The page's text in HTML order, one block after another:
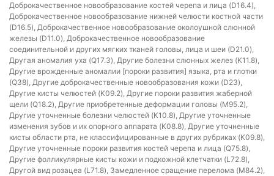
Доброкачественное новообразование костей черепа и лица (D16.4),
Доброкачественное новообразование нижней челюсти костной части
(D16.5), Доброкачественное новообразование околоушной слюнной
железы (D11.0), Доброкачественное новообразование
соединительной и других мягких тканей головы, лица и шеи (D21.0),
Другая аномалия уха (Q17.3), Другие болезни слюнных желез (K11.8),
Другие врожденные аномалии [пороки развития] языка, рта и глотки
(Q38), Другие доброкачественные новообразования кожи (D23),
Другие кисты челюстей (K09.2), Другие пороки развития жаберной
щели (Q18.2), Другие приобретенные деформации головы (M95.2),
Другие уточненные болезни челюстей (K10.8), Другие уточненные
изменения зубов и их опорного аппарата (K08.8), Другие уточненные
кисты области рта, не классифицированные в других рубриках (K09.8),
Другие уточненные пороки развития костей черепа и лица (Q75.8),
Другие фолликулярные кисты кожи и подкожной клетчатки (L72.8),
Другой вид розацеа (L71.8), Замедленное сращение перелома (M84.2),